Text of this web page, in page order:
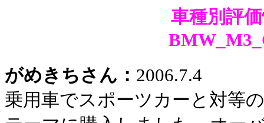
車種別評
がめきちさん： 2006.7.4
乗用車でスポーツカーと対等